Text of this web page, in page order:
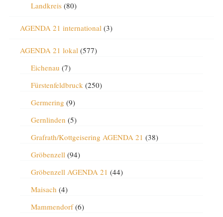
Landkreis(80)
AGENDA 21 international(3)
AGENDA 21 lokal(577)
Eichenau (7)
Fürstenfeldbruck(250)
Germering (9)
Gernlinden (5)
Grafrath/Kottgeisering AGENDA 21 (38)
Gröbenzell(94)
Gröbenzell AGENDA 21 (44)
Maisach (4)
Mammendorf(6)